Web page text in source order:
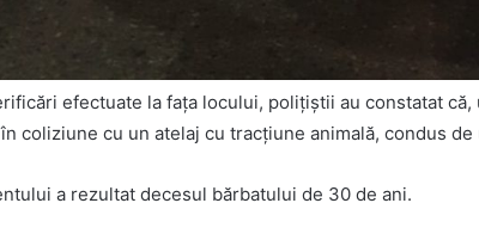
efectuate la fața locului, polițiștii au constatat
coliziune cu un atelaj cu tracțiune animală, condus
a rezultat decesul bărbatului de 30 de ani.